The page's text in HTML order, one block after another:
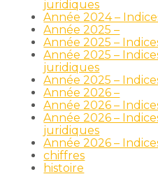
juridiques
Année 2024 –
Année 2025 –
Année 2025 –
Année 2025 –
juridiques
Année 2025 –
Année 2026 –
Année 2026 –
Année 2026 –
juridiques
Année 2026 –
chiffres
histoire